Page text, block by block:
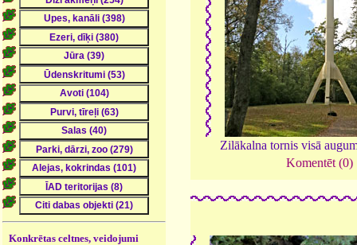
Konkrētas celtnes, veidojumi
Zilākalna tornis visā
Komentēt (0)